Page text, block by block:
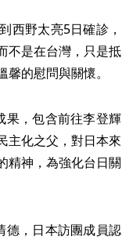
西野太亮5日確診，
不是在台灣，只是抵
的慰問與關懷。
果，包含前往李登輝
主化之父，對日本來
精神，為強化台日關
德，日本訪團成員認